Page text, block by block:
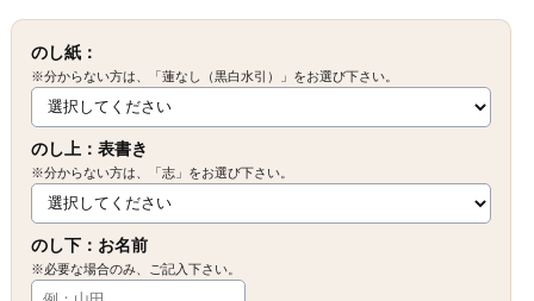
のし紙：
※分からない方は、「蓮なし（黒白水引）」をお選び下さい。
のし上：表書き
※分からない方は、「志」をお選び下さい。
のし下：お名前
※必要な場合のみ、ご記入下さい。